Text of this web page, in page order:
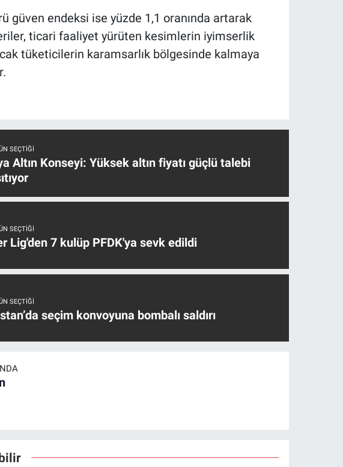
güven endeksi ise yüzde 1,1 oranında artarak
ticari faaliyet yürüten kesimlerin iyimserlik
tüketicilerin karamsarlık bölgesinde kalmaya
SEÇTIĞI
Altın Konseyi: Yüksek altın fiyatı güçlü talebi
SEÇTIĞI
Lig'den 7 kulüp PFDK'ya sevk edildi
SEÇTIĞI
seçim konvoyuna bombalı saldırı